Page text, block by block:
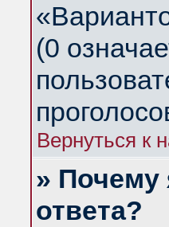
(0
Вернуться к
» Почему
ответа?